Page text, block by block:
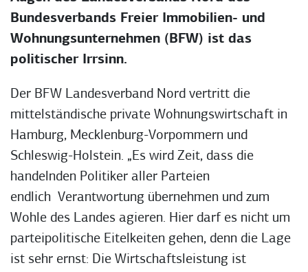
Bundesverbands Freier Immobilien- und
Wohnungsunternehmen (BFW) ist das
politischer Irrsinn.
Der BFW Landesverband Nord vertritt die
mittelständische private Wohnungswirtschaft in
Hamburg, Mecklenburg-Vorpommern und
Schleswig-Holstein. „Es wird Zeit, dass die
handelnden Politiker aller Parteien
endlich Verantwortung übernehmen und zum
Wohle des Landes agieren. Hier darf es nicht um
parteipolitische Eitelkeiten gehen, denn die Lage
ist sehr ernst: Die Wirtschaftsleistung ist